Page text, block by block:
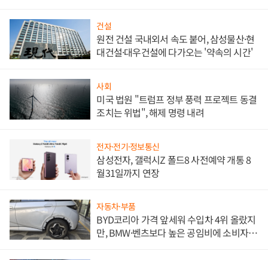
건설
원전 건설 국내외서 속도 붙어, 삼성물산·현
대건설·대우건설에 다가오는 '약속의 시간'
사회
미국 법원 "트럼프 정부 풍력 프로젝트 동결
조치는 위법", 해제 명령 내려
전자·전기·정보통신
삼성전자, 갤럭시Z 폴드8 사전예약 개통 8
월31일까지 연장
자동차·부품
BYD코리아 가격 앞세워 수입차 4위 올랐지
만, BMW·벤츠보다 높은 공임비에 소비자